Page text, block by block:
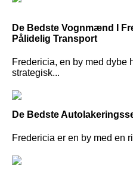
De Bedste Vognmænd I
Pålidelig Transport
Fredericia, en by med dybe
strategisk...
De Bedste
Fredericia er en by med en